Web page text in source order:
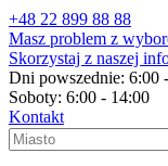
+48 22 899 88 88
Masz problem z
Skorzystaj z naszej
Dni powszednie: 6:00
Soboty: 6:00 - 14:00
Kontakt